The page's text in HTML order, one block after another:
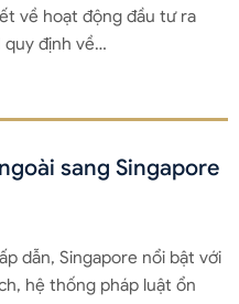
về hoạt động đầu tư ra
quy định về…
sang Singapore
dẫn, Singapore nổi bật với
hệ thống pháp luật ổn